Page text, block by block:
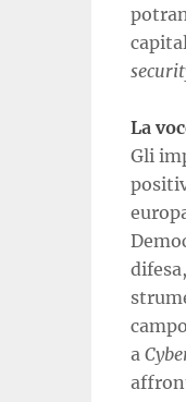
La
Gli
a